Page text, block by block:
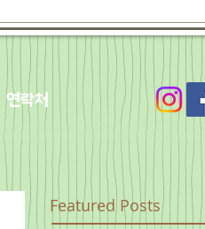
연락처
Featured Posts